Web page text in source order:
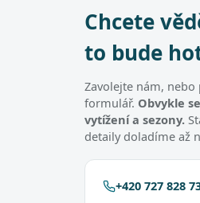
Chcete
to bude
Zavolejte nám,
formulář. Obvykle
vytížení a sezony.
detaily doladíme až
+420 727 828